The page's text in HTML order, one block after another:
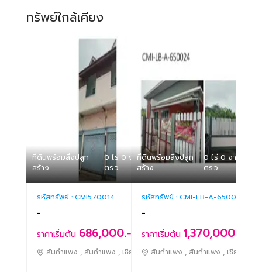
ทรัพย์ใกล้เคียง
ที่ดินพร้อมสิ่งปลูก
สร้าง
0 ไร่ 0 งาน 16
ตร.ว
รหัสทรัพย์ : CMI570014
-
ราคาเริ่มต้น 686,000.-
สันกำแพง , สันกำแพง , เชียงใหม่
ที่ดินพร้อมสิ่งปลูก
สร้าง
0 ไร่ 0 งาน 51.50
ตร.ว
รหัสทรัพย์ : CMI-LB-A-650024
-
ราคาเริ่มต้น 1,370,000.-
สันกำแพง , สันกำแพง , เชียงใหม่